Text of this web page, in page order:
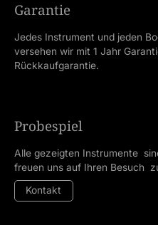
Garantie
Jedes Instrument und jeden
versehen wir mit 1 Jahr
Rückkaufgarantie.
Probespiel
Alle gezeigten Instrumente
freuen uns auf Ihren Besuch
Kontakt